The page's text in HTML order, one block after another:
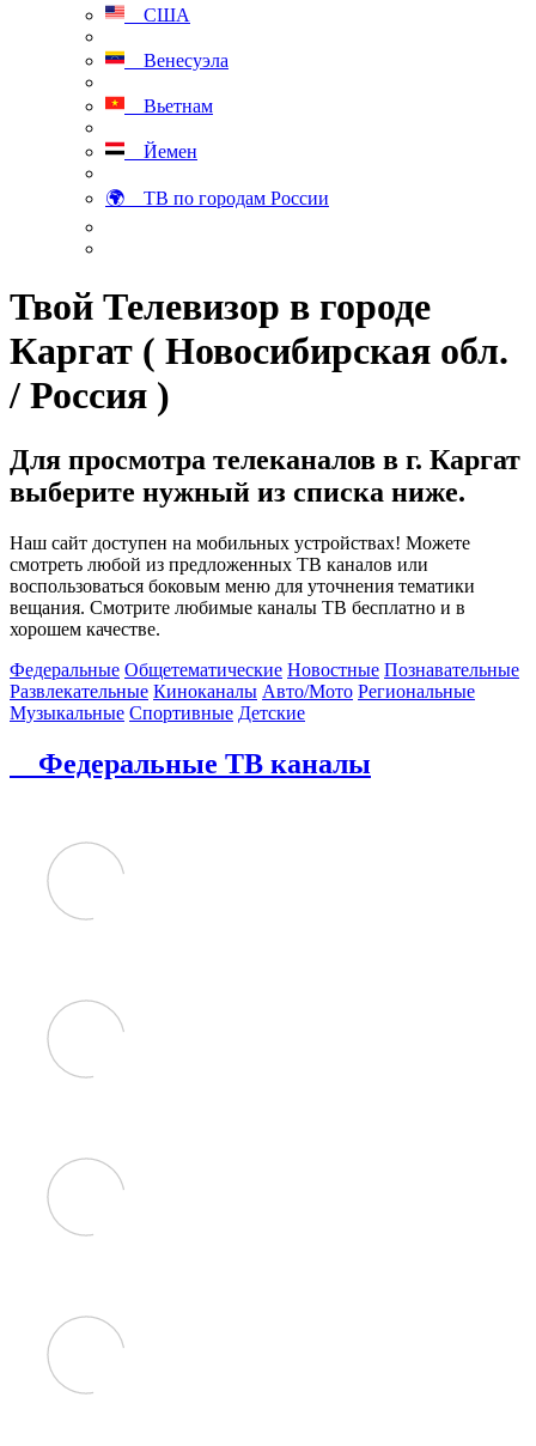
США
Венесуэла
Вьетнам
Йемен
🌍 ТВ по городам России
Твой Телевизор в городе
Каргат ( Новосибирская обл.
/ Россия )
Для просмотра телеканалов в г. Каргат
выберите нужный из списка ниже.
Наш сайт доступен на мобильных устройствах! Можете
смотреть любой из предложенных ТВ каналов или
воспользоваться боковым меню для уточнения тематики
вещания. Смотрите любимые каналы ТВ бесплатно и в
хорошем качестве.
Федеральные Общетематические Новостные Познавательные
Развлекательные Киноканалы Авто/Мото Региональные
Музыкальные Спортивные Детские
Федеральные ТВ каналы